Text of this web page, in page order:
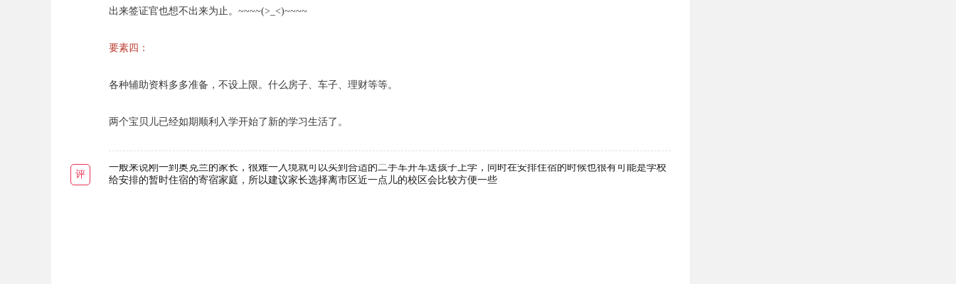
出来签证官也想不出来为止。~~~~(>_<)~~~~
要素四：
各种辅助资料多多准备，不设上限。什么房子、车子、理财等等。
两个宝贝儿已经如期顺利入学开始了新的学习生活了。
评
一般来说刚一到奥克兰的家长，很难一入境就可以买到合适的二手车开车送孩子上学，同时在安排住宿的时候也很有可能是学校
给安排的暂时住宿的寄宿家庭，所以建议家长选择离市区近一点儿的校区会比较方便一些